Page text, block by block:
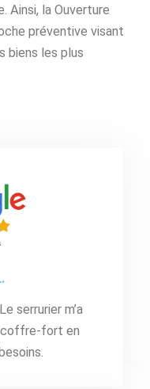
Ainsi, la Ouverture
préventive visant
biens les plus
serrurier m’a
coffre-fort en